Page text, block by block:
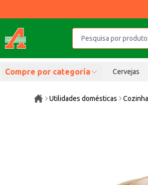
Compre por categoria Cervejas
Utilidades domésticas Cozinha